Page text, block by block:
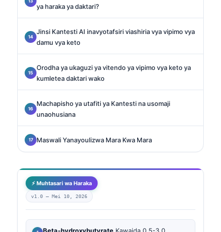
ya haraka ya daktari?
Jinsi Kantesti AI inavyotafsiri viashiria vya vipimo vya
damu vya keto
Orodha ya ukaguzi ya vitendo ya vipimo vya keto ya
kumletea daktari wako
Machapisho ya utafiti ya Kantesti na usomaji
unaohusiana
Maswali Yanayoulizwa Mara Kwa Mara
⚡ Muhtasari wa Haraka
v1.0 — Mei 10, 2026